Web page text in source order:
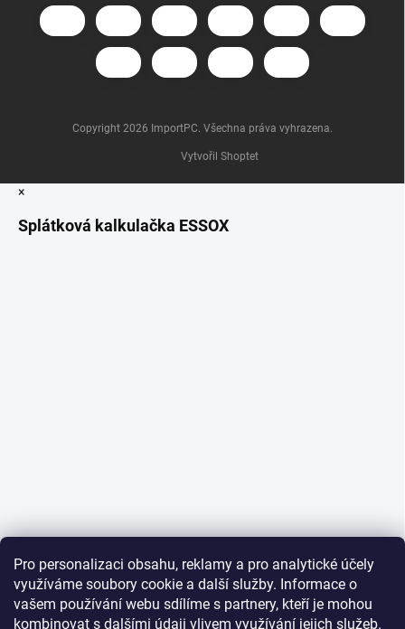
Pro personalizaci obsahu, reklamy a pro analytické účely
využíváme soubory cookie a další služby. Informace o
vašem používání webu sdílíme s partnery, kteří je mohou
kombinovat s dalšími údaji vlivem využívání jejich služeb.
Vytvořil Shoptet
Copyright 2026 ImportPC. Všechna práva vyhrazena.
×
Splátková kalkulačka ESSOX